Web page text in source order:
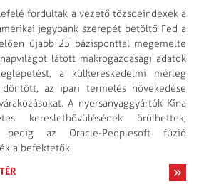
fordultak a vezető tőzsdeindexek a
jegybank szerepét betöltő Fed a
újabb 25 bázisponttal megemelte
látott makrogazdasági adatok
a külkereskedelmi mérleg
az ipari termelés növekedése
A nyersanyaggyártók Kína
keresletbővülésének örülhettek,
pedig az Oracle-Peoplesoft fúzió
a befektetők.